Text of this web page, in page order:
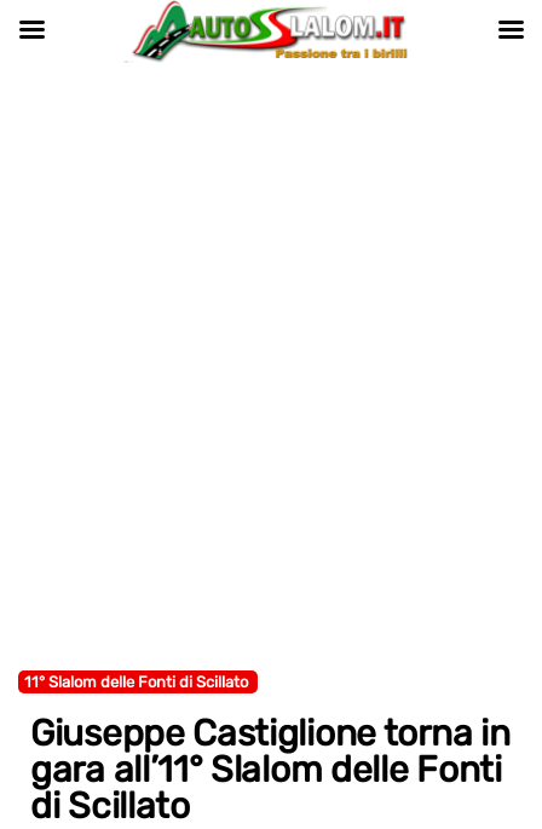
11° Slalom delle Fonti di Scillato
Giuseppe Castiglione torna in
gara all’11° Slalom delle Fonti
di Scillato